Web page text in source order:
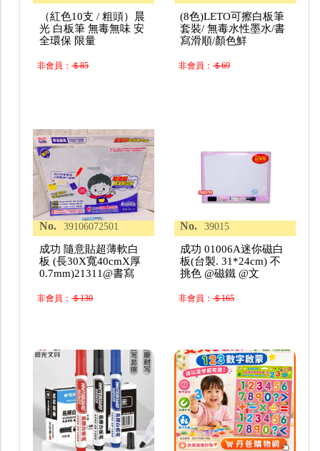
（紅色10支 / 粗頭）晨
光 白板筆 無毒無味 安
全環保 限量
非會員：＄85
(8色)LETO可擦白板筆
套裝/ 無毒水性墨水/書
寫滑順/顏色鮮
非會員：＄69
No. 39106072501
成功 隨意貼超薄軟白
板 (長30X寬40cmX厚
0.7mm)21311@書寫
非會員：＄130
No. 39015
成功 01006A迷你磁白
板(台製. 31*24cm) 不
挑色 @磁鐵 @文
非會員：＄165